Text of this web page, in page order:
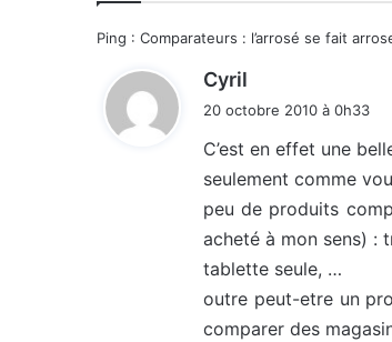
Ping : Comparateurs : l’arrosé se fait
Cyril
:
20 octobre 2010 à 0h33
C’est en effet une
seulement comme
peu de produits
acheté à mon sens) :
tablette seule, …
outre peut-etre un
comparer des